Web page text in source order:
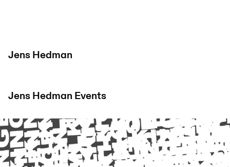
Jens Hedman
Jens Hedman Events